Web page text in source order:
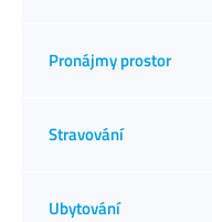
Pronájmy prostor
Stravování
Ubytování